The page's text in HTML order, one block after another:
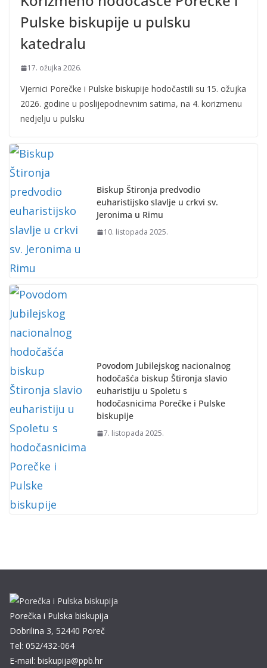
Pulske biskupije u pulsku
katedralu
17. ožujka 2026.
Vjernici Porečke i Pulske biskupije hodočastili su 15. ožujka
2026. godine u poslijepodnevnim satima, na 4. korizmenu
nedjelju u pulsku
Biskup Štironja predvodio
euharistijsko slavlje u crkvi sv.
Jeronima u Rimu
10. listopada 2025.
Povodom Jubilejskog nacionalnog
hodočašća biskup Štironja slavio
euharistiju u Spoletu s
hodočasnicima Porečke i Pulske
biskupije
7. listopada 2025.
Porečka i Pulska biskupija
Dobrilina 3, 52440 Poreč
Tel: 052/432-064
E-mail: biskupija@ppb.hr